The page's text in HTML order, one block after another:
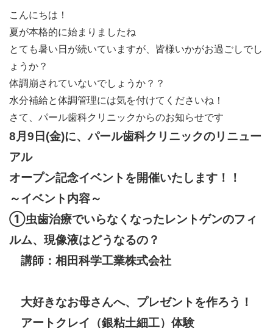
こんにちは！
夏が本格的に始まりましたね
とても暑い日が続いていますが、皆様いかがお過ごしでし
ょうか？
体調崩されていないでしょうか？？
水分補給と体調管理には気を付けてくださいね！
さて、パール歯科クリニックからのお知らせです
8月9日(金)に、パール歯科クリニックのリニュー
アル
オープン記念イベントを開催いたします！！
～イベント内容～
①虫歯治療でいらなくなったレントゲンのフィ
ルム、現像液はどうなるの？
講師：相田科学工業株式会社
大好きなお母さんへ、プレゼントを作ろう！
アートクレイ（銀粘土細工）体験